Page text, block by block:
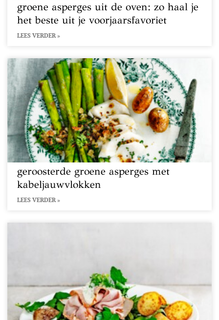
groene asperges uit de oven: zo haal je
het beste uit je voorjaarsfavoriet
LEES VERDER »
geroosterde groene asperges met
kabeljauwvlokken
LEES VERDER »